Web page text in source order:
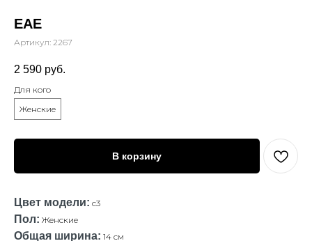
EAE
Артикул: 2267
2 590 руб.
Для кого
Женские
В корзину
Цвет модели: с3
Пол: Женские
Общая ширина: 14 см